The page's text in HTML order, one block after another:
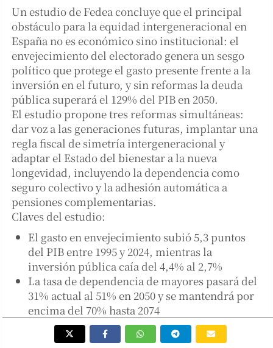
Un estudio de Fedea concluye que el principal
obstáculo para la equidad intergeneracional en
España no es económico sino institucional: el
envejecimiento del electorado genera un sesgo
político que protege el gasto presente frente a la
inversión en el futuro, y sin reformas la deuda
pública superará el 129% del PIB en 2050.
El estudio propone tres reformas simultáneas:
dar voz a las generaciones futuras, implantar una
regla fiscal de simetría intergeneracional y
adaptar el Estado del bienestar a la nueva
longevidad, incluyendo la dependencia como
seguro colectivo y la adhesión automática a
pensiones complementarias.
Claves del estudio:
El gasto en envejecimiento subió 5,3 puntos
del PIB entre 1995 y 2024, mientras la
inversión pública caía del 4,4% al 2,7%
La tasa de dependencia de mayores pasará del
31% actual al 51% en 2050 y se mantendrá por
encima del 70% hasta 2074
En 2074 los mayores de 64 serán el 35% del
electorado frente al 20% de los menores de 35